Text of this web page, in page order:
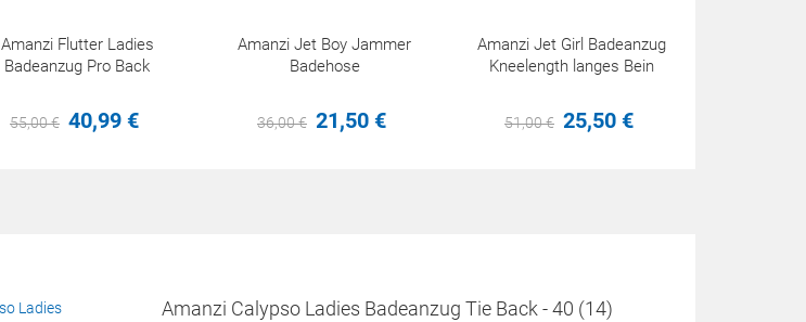
Amanzi Flutter Ladies
Badeanzug Pro Back
55,00€ 40,99 €
Amanzi Jet Boy Jammer
Badehose
36,00€ 21,50 €
Amanzi Jet Girl Badeanzug
Kneelength langes Bein
51,00€ 25,50 €
Amanzi Calypso Ladies Badeanzug Tie Back - 40 (14)